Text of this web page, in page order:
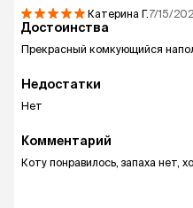
Катерина Г.7/15/
Достоинства
Прекрасный комкующийся
Недостатки
Нет
Комментарий
Коту понравилось, запаха нет,